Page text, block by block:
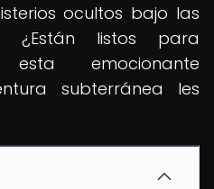
ocultos bajo las
¿Están listos para
emocionante
subterránea les